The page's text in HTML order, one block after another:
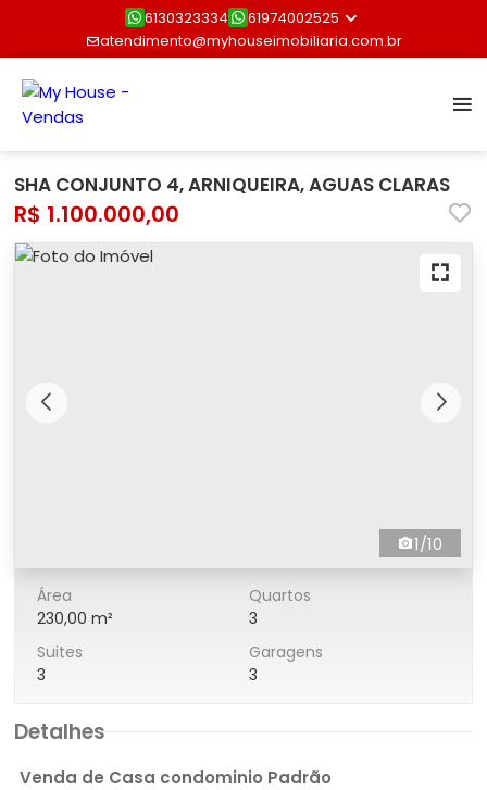
6130323334
61974002525
atendimento@myhouseimobiliaria.com.br
SHA CONJUNTO 4, ARNIQUEIRA, AGUAS CLARAS
R$ 1.100.000,00
1/10
Área
230,00 m²
Quartos
3
Suites
3
Garagens
3
Detalhes
Venda de Casa condominio Padrão